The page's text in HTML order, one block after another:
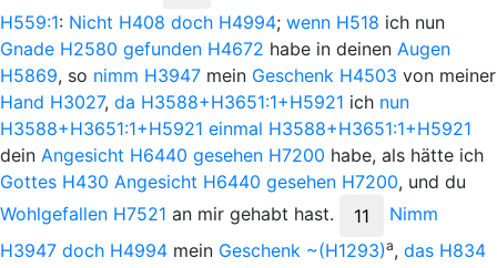
H559:1: Nicht H408 doch H4994; wenn H518 ich nun
Gnade H2580 gefunden H4672 habe in deinen Augen
H5869, so nimm H3947 mein Geschenk H4503 von meiner
Hand H3027, da H3588+H3651:1+H5921 ich nun
H3588+H3651:1+H5921 einmal H3588+H3651:1+H5921
dein Angesicht H6440 gesehen H7200 habe, als hätte ich
Gottes H430 Angesicht H6440 gesehen H7200, und du
Wohlgefallen H7521 an mir gehabt hast. 11
Nimm
H3947 doch H4994 mein Geschenk ~(H1293)a, das H834